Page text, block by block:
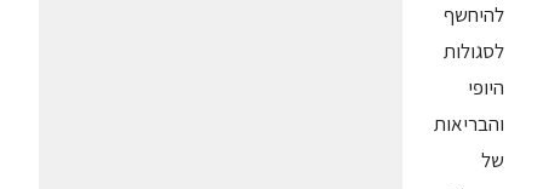
להיחשף
לסגולות
היופי
והבריאות
של